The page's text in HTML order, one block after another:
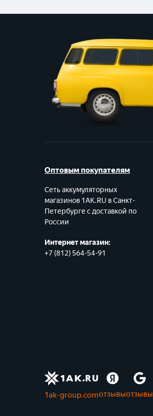
Оптовым покупателям
Сеть аккумуляторных
магазинов 1AK.RU в Санкт-
Петербурге с доставкой по
России
Интернет магазин:
+7 (812) 564-54-91
1ak-group.comотзывыотзывы